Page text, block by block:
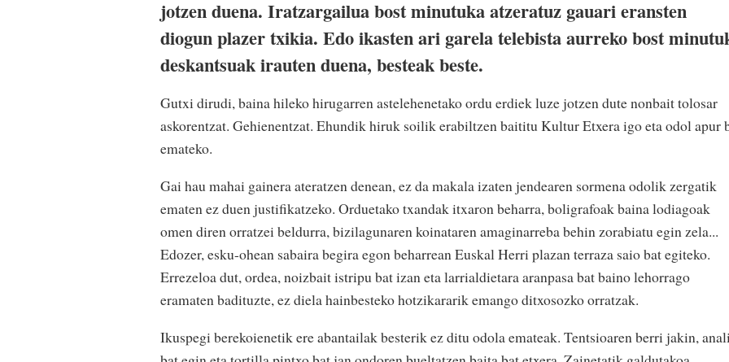
jotzen duena. Iratzargailua bost minutuka atzeratuz gauari eransten
diogun plazer txikia. Edo ikasten ari garela telebista aurreko bost
deskantsuak irauten duena, besteak beste.
Gutxi dirudi, baina hileko hirugarren astelehenetako ordu erdiek luze jotzen dute nonbait tolosar
askorentzat. Gehienentzat. Ehundik hiruk soilik erabiltzen baititu Kultur Etxera igo eta odol apur
emateko.
Gai hau mahai gainera ateratzen denean, ez da makala izaten jendearen sormena odolik zergatik
ematen ez duen justifikatzeko. Orduetako txandak itxaron beharra, boligrafoak baina lodiagoak
omen diren orratzei beldurra, bizilagunaren koinataren amaginarreba behin zorabiatu egin zela...
Edozer, esku-ohean sabaira begira egon beharrean Euskal Herri plazan terraza saio bat egiteko.
Errezeloa dut, ordea, noizbait istripu bat izan eta larrialdietara aranpasa bat baino lehorrago
eramaten badituzte, ez diela hainbesteko hotzikararik emango ditxosozko orratzak.
Ikuspegi berekoienetik ere abantailak besterik ez ditu odola emateak. Tentsioaren berri jakin,